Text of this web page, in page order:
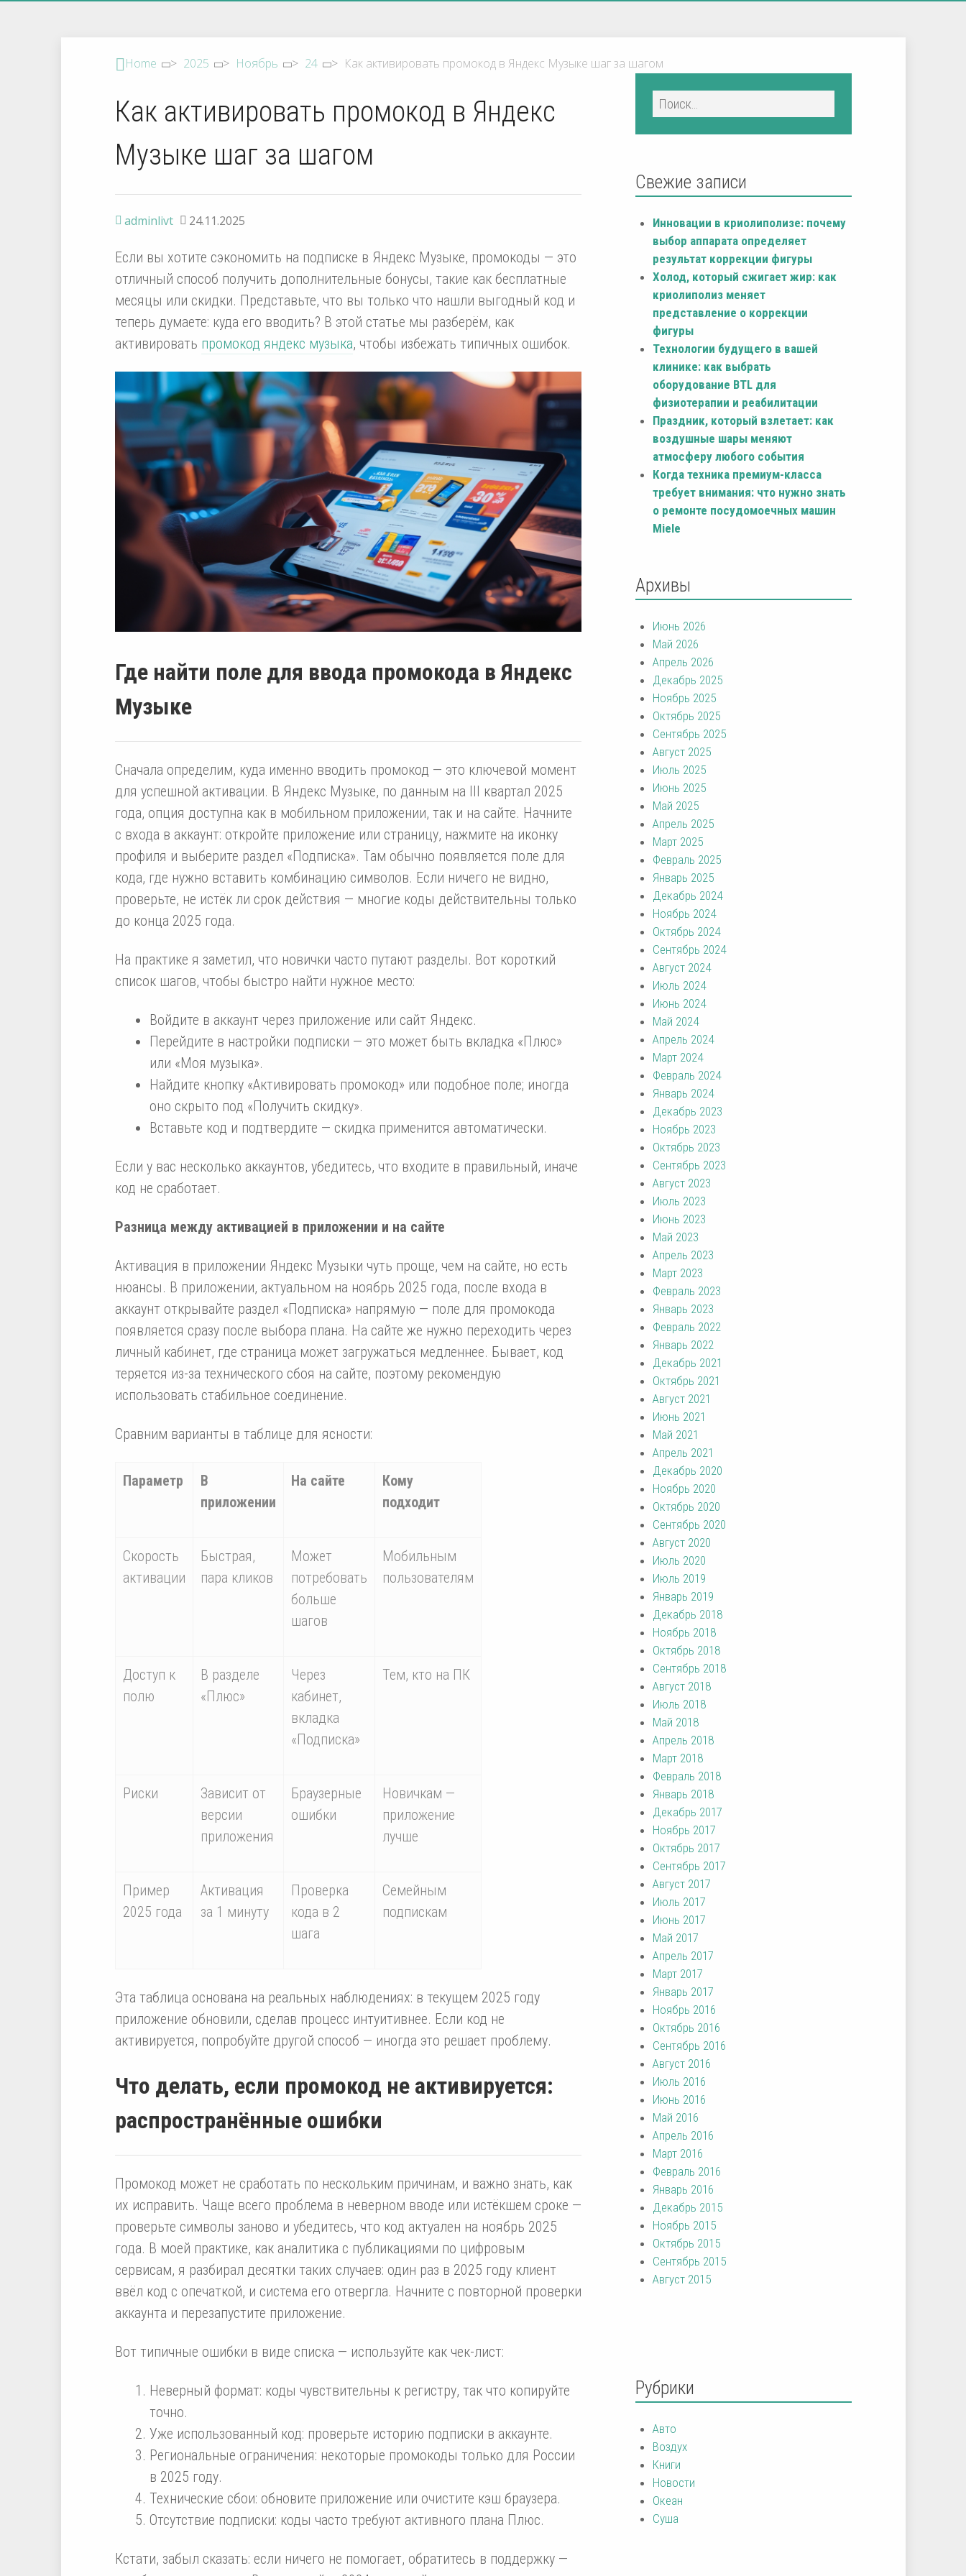
Home > 2025 > Ноябрь > 24 > Как активировать промокод в Яндекс Музыке шаг за шагом
Как активировать промокод в Яндекс
Музыке шаг за шагом
adminlivt 24.11.2025
Если вы хотите сэкономить на подписке в Яндекс Музыке, промокоды — это
отличный способ получить дополнительные бонусы, такие как бесплатные
месяцы или скидки. Представьте, что вы только что нашли выгодный код и
теперь думаете: куда его вводить? В этой статье мы разберём, как
активировать промокод яндекс музыка, чтобы избежать типичных ошибок.
Где найти поле для ввода промокода в Яндекс
Музыке
Сначала определим, куда именно вводить промокод — это ключевой момент
для успешной активации. В Яндекс Музыке, по данным на III квартал 2025
года, опция доступна как в мобильном приложении, так и на сайте. Начните
с входа в аккаунт: откройте приложение или страницу, нажмите на иконку
профиля и выберите раздел «Подписка». Там обычно появляется поле для
кода, где нужно вставить комбинацию символов. Если ничего не видно,
проверьте, не истёк ли срок действия — многие коды действительны только
до конца 2025 года.
На практике я заметил, что новички часто путают разделы. Вот короткий
список шагов, чтобы быстро найти нужное место:
Войдите в аккаунт через приложение или сайт Яндекс.
Перейдите в настройки подписки — это может быть вкладка «Плюс»
или «Моя музыка».
Найдите кнопку «Активировать промокод» или подобное поле; иногда
оно скрыто под «Получить скидку».
Вставьте код и подтвердите — скидка применится автоматически.
Если у вас несколько аккаунтов, убедитесь, что входите в правильный, иначе
код не сработает.
Разница между активацией в приложении и на сайте
Активация в приложении Яндекс Музыки чуть проще, чем на сайте, но есть
нюансы. В приложении, актуальном на ноябрь 2025 года, после входа в
аккаунт открывайте раздел «Подписка» напрямую — поле для промокода
появляется сразу после выбора плана. На сайте же нужно переходить через
личный кабинет, где страница может загружаться медленнее. Бывает, код
теряется из-за технического сбоя на сайте, поэтому рекомендую
использовать стабильное соединение.
Сравним варианты в таблице для ясности:
Параметр
В
приложении
На сайте
Кому
подходит
Скорость
активации
Быстрая,
пара кликов
Может
потребовать
больше
шагов
Мобильным
пользователям
Доступ к
полю
В разделе
«Плюс»
Через
кабинет,
вкладка
«Подписка»
Тем, кто на ПК
Риски
Зависит от
версии
приложения
Браузерные
ошибки
Новичкам —
приложение
лучше
Пример
2025 года
Активация
за 1 минуту
Проверка
кода в 2
шага
Семейным
подпискам
Эта таблица основана на реальных наблюдениях: в текущем 2025 году
приложение обновили, сделав процесс интуитивнее. Если код не
активируется, попробуйте другой способ — иногда это решает проблему.
Что делать, если промокод не активируется:
распространённые ошибки
Промокод может не сработать по нескольким причинам, и важно знать, как
их исправить. Чаще всего проблема в неверном вводе или истёкшем сроке —
проверьте символы заново и убедитесь, что код актуален на ноябрь 2025
года. В моей практике, как аналитика с публикациями по цифровым
сервисам, я разбирал десятки таких случаев: один раз в 2025 году клиент
ввёл код с опечаткой, и система его отвергла. Начните с повторной проверки
аккаунта и перезапустите приложение.
Вот типичные ошибки в виде списка — используйте как чек-лист:
Неверный формат: коды чувствительны к регистру, так что копируйте
точно.
Уже использованный код: проверьте историю подписки в аккаунте.
Региональные ограничения: некоторые промокоды только для России
в 2025 году.
Технические сбои: обновите приложение или очистите кэш браузера.
Отсутствие подписки: коды часто требуют активного плана Плюс.
Кстати, забыл сказать: если ничего не помогает, обратитесь в поддержку —
Свежие записи
Инновации в криолиполизе: почему
выбор аппарата определяет
результат коррекции фигуры
Холод, который сжигает жир: как
криолиполиз меняет
представление о коррекции
фигуры
Технологии будущего в вашей
клинике: как выбрать
оборудование BTL для
физиотерапии и реабилитации
Праздник, который взлетает: как
воздушные шары меняют
атмосферу любого события
Когда техника премиум-класса
требует внимания: что нужно знать
о ремонте посудомоечных машин
Miele
Архивы
Июнь 2026
Май 2026
Апрель 2026
Декабрь 2025
Ноябрь 2025
Октябрь 2025
Сентябрь 2025
Август 2025
Июль 2025
Июнь 2025
Май 2025
Апрель 2025
Март 2025
Февраль 2025
Январь 2025
Декабрь 2024
Ноябрь 2024
Октябрь 2024
Сентябрь 2024
Август 2024
Июль 2024
Июнь 2024
Май 2024
Апрель 2024
Март 2024
Февраль 2024
Январь 2024
Декабрь 2023
Ноябрь 2023
Октябрь 2023
Сентябрь 2023
Август 2023
Июль 2023
Июнь 2023
Май 2023
Апрель 2023
Март 2023
Февраль 2023
Январь 2023
Февраль 2022
Январь 2022
Декабрь 2021
Октябрь 2021
Август 2021
Июнь 2021
Май 2021
Апрель 2021
Декабрь 2020
Ноябрь 2020
Октябрь 2020
Сентябрь 2020
Август 2020
Июль 2020
Июль 2019
Январь 2019
Декабрь 2018
Ноябрь 2018
Октябрь 2018
Сентябрь 2018
Август 2018
Июль 2018
Май 2018
Апрель 2018
Март 2018
Февраль 2018
Январь 2018
Декабрь 2017
Ноябрь 2017
Октябрь 2017
Сентябрь 2017
Август 2017
Июль 2017
Июнь 2017
Май 2017
Апрель 2017
Март 2017
Январь 2017
Ноябрь 2016
Октябрь 2016
Сентябрь 2016
Август 2016
Июль 2016
Июнь 2016
Май 2016
Апрель 2016
Март 2016
Февраль 2016
Январь 2016
Декабрь 2015
Ноябрь 2015
Октябрь 2015
Сентябрь 2015
Август 2015
Рубрики
Авто
Воздух
Книги
Новости
Океан
Суша